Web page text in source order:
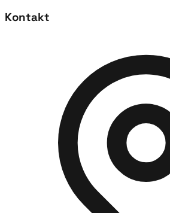
Kontakt